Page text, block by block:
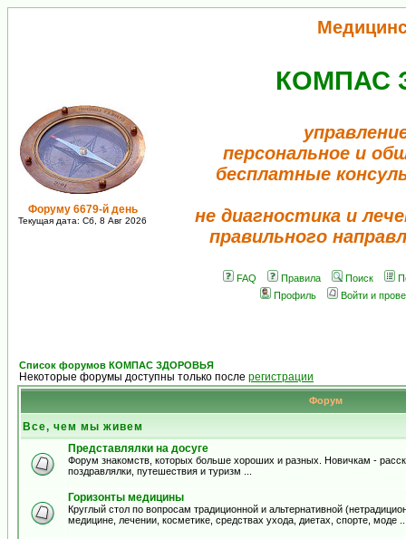
Форуму 6679-й день
Текущая дата: Сб, 8 Авг 2026
КОМПАС
персональное и
бесплатные
не диагностика и
правильного
FAQ Правила Поиск
Профиль
Войти и
Список форумов КОМПАС ЗДОРОВЬЯ
Некоторые форумы доступны только после регистрации
Форум
Все, чем мы живем
Представлялки на досуге
Форум знакомств, которых больше хороших и разных. Новичкам -
поздравлялки, путешествия и туризм ...
Горизонты медицины
Круглый стол по вопросам традиционной и альтернативной
медицине, лечении, косметике, средствах ухода, диетах, спорте, моде